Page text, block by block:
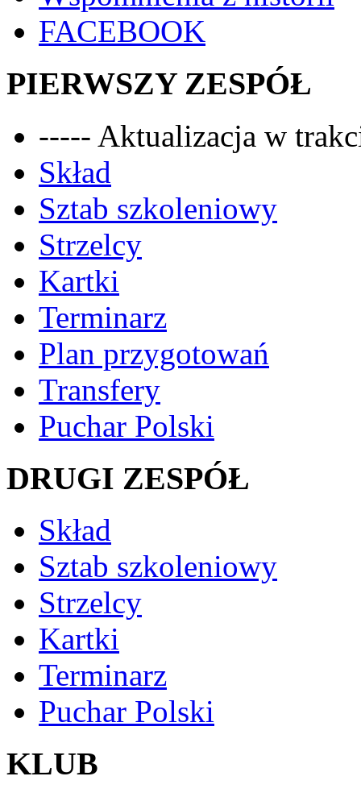
FACEBOOK
PIERWSZY ZESPÓŁ
----- Aktualizacja w
Skład
Sztab szkoleniowy
Strzelcy
Kartki
Terminarz
Plan przygotowań
Transfery
Puchar Polski
DRUGI ZESPÓŁ
Skład
Sztab szkoleniowy
Strzelcy
Kartki
Terminarz
Puchar Polski
KLUB